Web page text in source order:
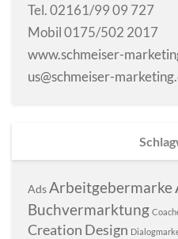
Tel. 02161/99 09 727
Mobil 0175/502 2017
www.schmeiser-
us@schmeiser-
AdsArbeitgebermarke
Buchvermarktung
Creation Design